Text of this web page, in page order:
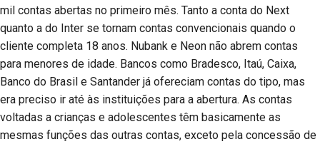
mil contas abertas no primeiro mês. Tanto a conta do Next
quanto a do Inter se tornam contas convencionais quando o
cliente completa 18 anos. Nubank e Neon não abrem contas
para menores de idade. Bancos como Bradesco, Itaú, Caixa,
Banco do Brasil e Santander já ofereciam contas do tipo, mas
era preciso ir até às instituições para a abertura. As contas
voltadas a crianças e adolescentes têm basicamente as
mesmas funções das outras contas, exceto pela concessão de